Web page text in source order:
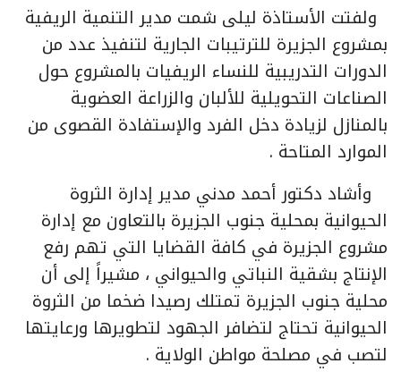
ولفتت الأستاذة ليلى شمت مدير التنمية الريفية
بمشروع الجزيرة للترتيبات الجارية لتنفيذ عدد من
الدورات التدريبية للنساء الريفيات بالمشروع حول
الصناعات التحويلية للألبان والزراعة العضوية
بالمنازل لزيادة دخل الفرد والإستفادة القصوى من
الموارد المتاحة .
وأشاد دكتور أحمد مدني مدير إدارة الثروة
الحيوانية بمحلية جنوب الجزيرة بالتعاون مع إدارة
مشروع الجزيرة في كافة القضايا التي تهم رفع
الإنتاج بشقية النباتي والحيواني ، مشيراً إلى أن
محلية جنوب الجزيرة تمتلك رصيدا ضخما من الثروة
الحيوانية تحتاج لتضافر الجهود لتطويرها ورعايتها
لتصب في مصلحة مواطن الولاية .